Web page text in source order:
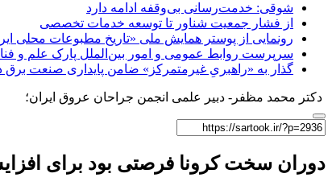
شوقی: خدمت‌رسانی بی‌وقفه ادامه دارد
از فشار جمعیت شناور تا توسعه خدمات تخصصی
رونمایی از پوستر همایش ملی «تاریخ مطبوعات محلی
سرپرست روابط عمومی و امور بین‌الملل پارک علم و
گذار به «راهبریِ غیرمتمرکز» ضامن پایداری صنعت برق
دکتر محمد مظفر- دبیر علمی انجمن جراحان عروق ایران؛
دوران سخت کرونا فرصتی بود برای